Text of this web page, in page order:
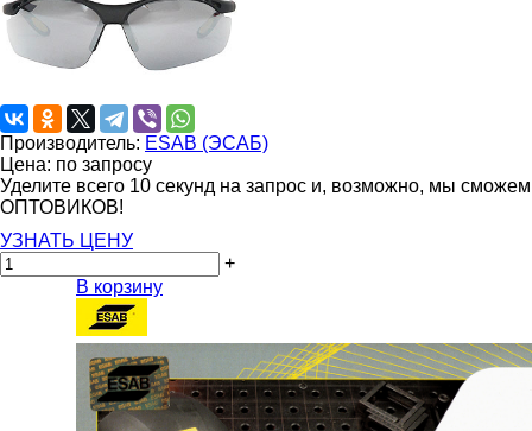
Производитель: ESAB (ЭСАБ)
Цена: по запросу
Уделите всего 10 секунд на запрос и, возможно, мы
ОПТОВИКОВ!
УЗНАТЬ ЦЕНУ
+
В корзину